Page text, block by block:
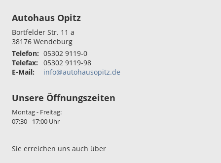
Autohaus Opitz
Bortfelder Str. 11 a
38176 Wendeburg
Telefon: 05302 9119-0
Telefax:
05302 9119-98
E-Mail:
info@autohausopitz.de
Unsere Öffnungszeiten
Montag - Freitag:
07:30 - 17:00 Uhr
Sie erreichen uns auch über